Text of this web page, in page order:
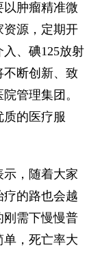
肿瘤精准微
资源，定期开
、碘125放射
不断创新、致
管理集团。
的医疗服
，随着大家
的路也会越
刚需下慢慢普
，死亡率大